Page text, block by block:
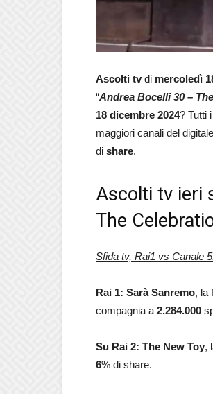
Ascolti tvdi mercoledì
“Andrea Bocelli 30 –
18 dicembre 2024? Tutti i
maggiori canali del
di share.
Ascolti tv ieri
The
Sfida tv, Rai1 vs Canale
Rai 1: Sarà Sanremo, la
compagnia a 2.284.000
Su Rai 2: The New Toy,
6% di share.